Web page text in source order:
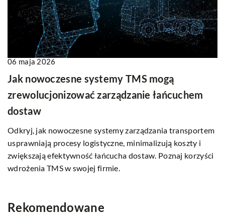
06 maja 2026
Jak nowoczesne systemy TMS mogą
zrewolucjonizować zarządzanie łańcuchem
dostaw
Odkryj, jak nowoczesne systemy zarządzania transportem
usprawniają procesy logistyczne, minimalizują koszty i
zwiększają efektywność łańcucha dostaw. Poznaj korzyści
wdrożenia TMS w swojej firmie.
Rekomendowane